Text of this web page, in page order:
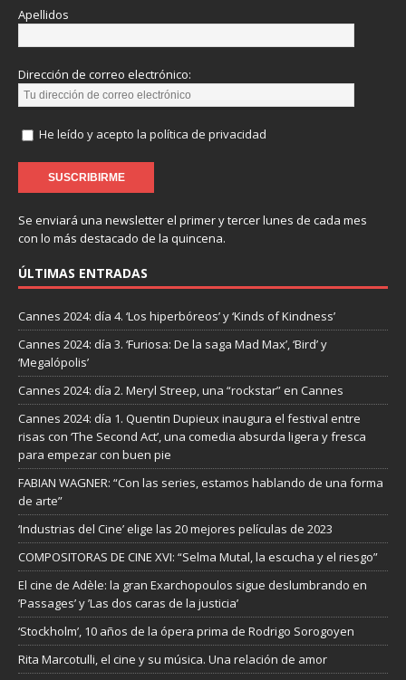
Apellidos
Dirección de correo electrónico:
He leído y acepto la política de privacidad
Se enviará una newsletter el primer y tercer lunes de cada mes
con lo más destacado de la quincena.
ÚLTIMAS ENTRADAS
Cannes 2024: día 4. ‘Los hiperbóreos’ y ‘Kinds of Kindness’
Cannes 2024: día 3. ‘Furiosa: De la saga Mad Max’, ‘Bird’ y
‘Megalópolis’
Cannes 2024: día 2. Meryl Streep, una “rockstar” en Cannes
Cannes 2024: día 1. Quentin Dupieux inaugura el festival entre
risas con ‘The Second Act’, una comedia absurda ligera y fresca
para empezar con buen pie
FABIAN WAGNER: “Con las series, estamos hablando de una forma
de arte”
‘Industrias del Cine’ elige las 20 mejores películas de 2023
COMPOSITORAS DE CINE XVI: “Selma Mutal, la escucha y el riesgo”
El cine de Adèle: la gran Exarchopoulos sigue deslumbrando en
’Passages’ y ’Las dos caras de la justicia’
‘Stockholm’, 10 años de la ópera prima de Rodrigo Sorogoyen
Rita Marcotulli, el cine y su música. Una relación de amor